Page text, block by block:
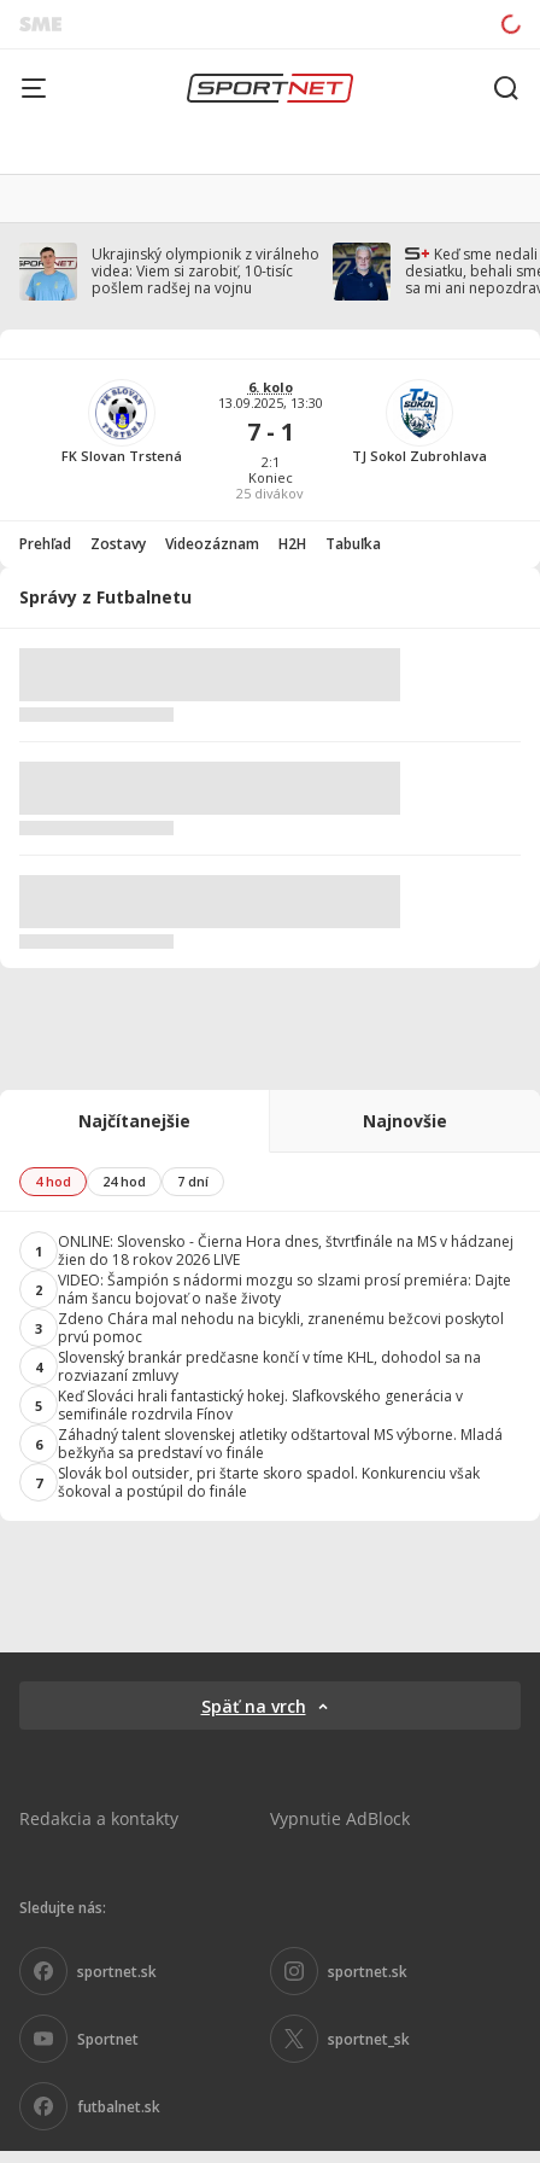
Ukrajinský olympionik z virálneho
videa: Viem si zarobiť, 10-tisíc
pošlem radšej na vojnu
Keď sme
desiatku, behali
sa mi ani
FK Slovan Trstená
6. kolo
13.09.2025, 13:30
7 - 1
2:1
Koniec
25 divákov
TJ Sokol Zubrohlava
Prehľad Zostavy Videozáznam H2H Tabuľka
Správy z Futbalnetu
Najčítanejšie Najnovšie
4 hod 24 hod 7 dní
1
ONLINE: Slovensko - Čierna Hora dnes, štvrťfinále na MS v hádzanej
žien do 18 rokov 2026 LIVE
2
VIDEO: Šampión s nádormi mozgu so slzami prosí premiéra: Dajte
nám šancu bojovať o naše životy
3
Zdeno Chára mal nehodu na bicykli, zranenému bežcovi poskytol
prvú pomoc
4
Slovenský brankár predčasne končí v tíme KHL, dohodol sa na
rozviazaní zmluvy
5
Keď Slováci hrali fantastický hokej. Slafkovského generácia v
semifinále rozdrvila Fínov
6
Záhadný talent slovenskej atletiky odštartoval MS výborne. Mladá
bežkyňa sa predstaví vo finále
7
Slovák bol outsider, pri štarte skoro spadol. Konkurenciu však
šokoval a postúpil do finále
Späť na vrch
Redakcia a kontakty Vypnutie AdBlock
Sledujte nás:
sportnet.sk sportnet.sk
Sportnet sportnet_sk
futbalnet.sk